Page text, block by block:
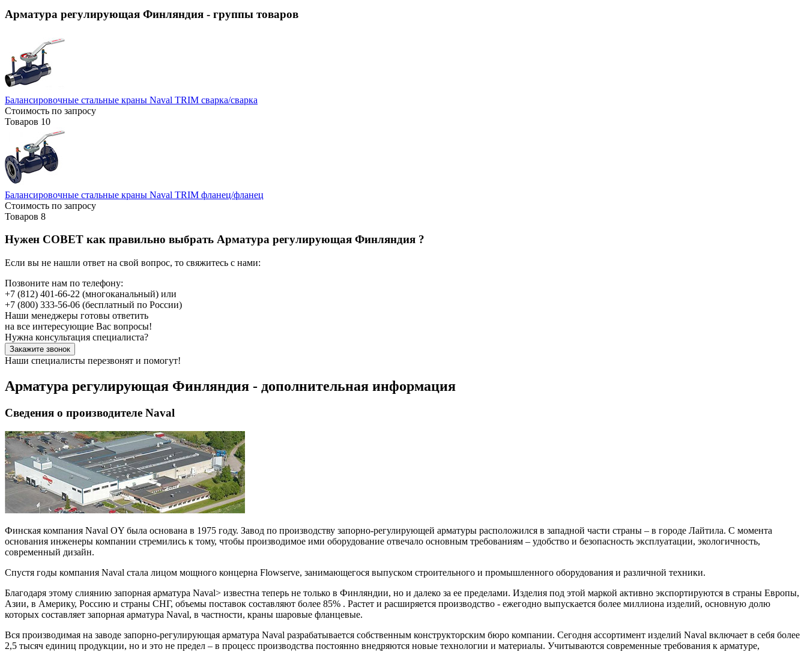
Арматура регулирующая Финляндия - группы товаров
Балансировочные стальные краны Naval TRIM сварка/сварка
Стоимость по запросу
Товаров 10
Балансировочные стальные краны Naval TRIM фланец/фланец
Стоимость по запросу
Товаров 8
Нужен СОВЕТ как правильно выбрать Арматура регулирующая Финляндия ?
Если вы не нашли ответ на свой вопрос, то свяжитесь с нами:
Позвоните нам по телефону:
+7 (812) 401-66-22 (многоканальный) или
+7 (800) 333-56-06 (бесплатный по России)
Наши менеджеры готовы ответить
на все интересующие Вас вопросы!
Нужна консультация специалиста?
Закажите звонок
Наши специалисты перезвонят и помогут!
Арматура регулирующая Финляндия - дополнительная информация
Сведения о производителе Naval
Финская компания Naval OY была основана в 1975 году. Завод по производству запорно-регулирующей арматуры расположился в западной части страны – в городе Лайтила. С момента
основания инженеры компании стремились к тому, чтобы производимое ими оборудование отвечало основным требованиям – удобство и безопасность эксплуатации, экологичность,
современный дизайн.
Спустя годы компания Naval стала лицом мощного концерна Flowserve, занимающегося выпуском строительного и промышленного оборудования и различной техники.
Благодаря этому слиянию запорная арматура Naval> известна теперь не только в Финляндии, но и далеко за ее пределами. Изделия под этой маркой активно экспортируются в страны Европы,
Азии, в Америку, Россию и страны СНГ, объемы поставок составляют более 85% . Растет и расширяется производство - ежегодно выпускается более миллиона изделий, основную долю
которых составляет запорная арматура Naval, в частности, краны шаровые фланцевые.
Вся производимая на заводе запорно-регулирующая арматура Naval разрабатывается собственным конструкторским бюро компании. Сегодня ассортимент изделий Naval включает в себя более
2,5 тысяч единиц продукции, но и это не предел – в процесс производства постоянно внедряются новые технологии и материалы. Учитываются современные требования к арматуре,